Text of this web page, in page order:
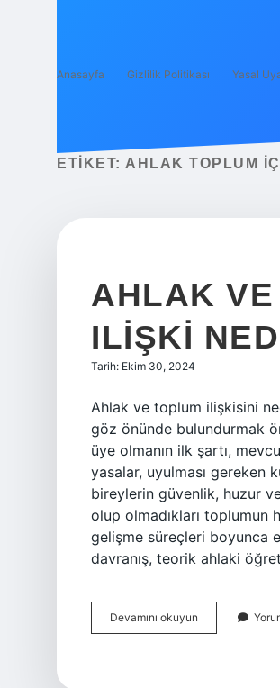
Anasayfa Gizlilik Politikası Yasal
ETIKET: AHLAK TOPLUM
AHLAK
ILIŞKI
Tarih: Ekim 30, 2024
Ahlak ve toplum ilişkisini
göz önünde bulundurmak
üye olmanın ilk şartı,
yasalar, uyulması gereken
bireylerin güvenlik, huzur
olup olmadıkları
gelişme süreçleri boyunca
davranış, teorik ahlaki
Devamını okuyun
Ve